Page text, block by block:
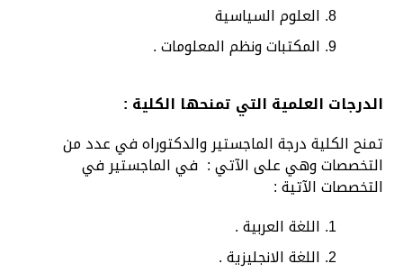
العلوم السياسية
المكتبات ونظم المعلومات .
الدرجات العلمية التي تمنحها الكلية :
تمنح الكلية درجة الماجستير والدكتوراه في عدد من
التخصصات وهي على الآتي : في الماجستير في
التخصصات الآتية :
اللغة العربية .
اللغة الانجليزية .